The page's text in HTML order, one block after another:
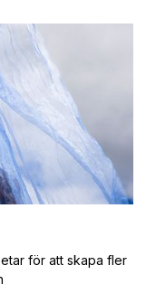
för att skapa fler